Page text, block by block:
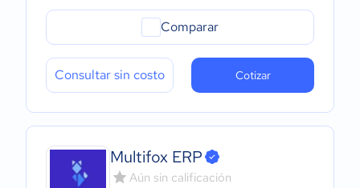
Comparar
Consultar sin costo Cotizar
Multifox ERP
Aún sin calificación